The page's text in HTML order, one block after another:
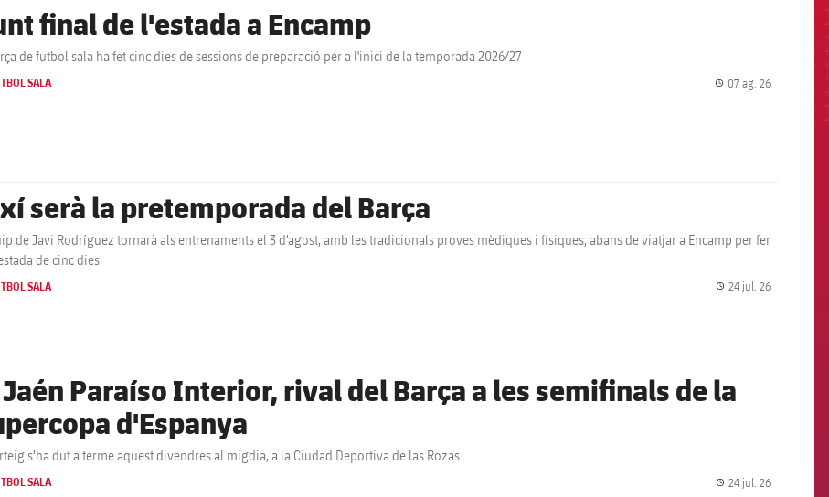
final de l'estada a Encamp
de futbol sala ha fet cinc dies de sessions de preparació per a l'inici de la temporada 2026/27
SALA 07 ag. 26
serà la pretemporada del Barça
de Javi Rodríguez tornarà als entrenaments el 3 d’agost, amb les tradicionals proves mèdiques i físiques, abans de viatjar a Encamp per fer
de cinc dies
SALA 24 jul. 26
Paraíso Interior, rival del Barça a les semifinals de la
d'Espanya
s’ha dut a terme aquest divendres al migdia, a la Ciudad Deportiva de las Rozas
SALA 24 jul. 26